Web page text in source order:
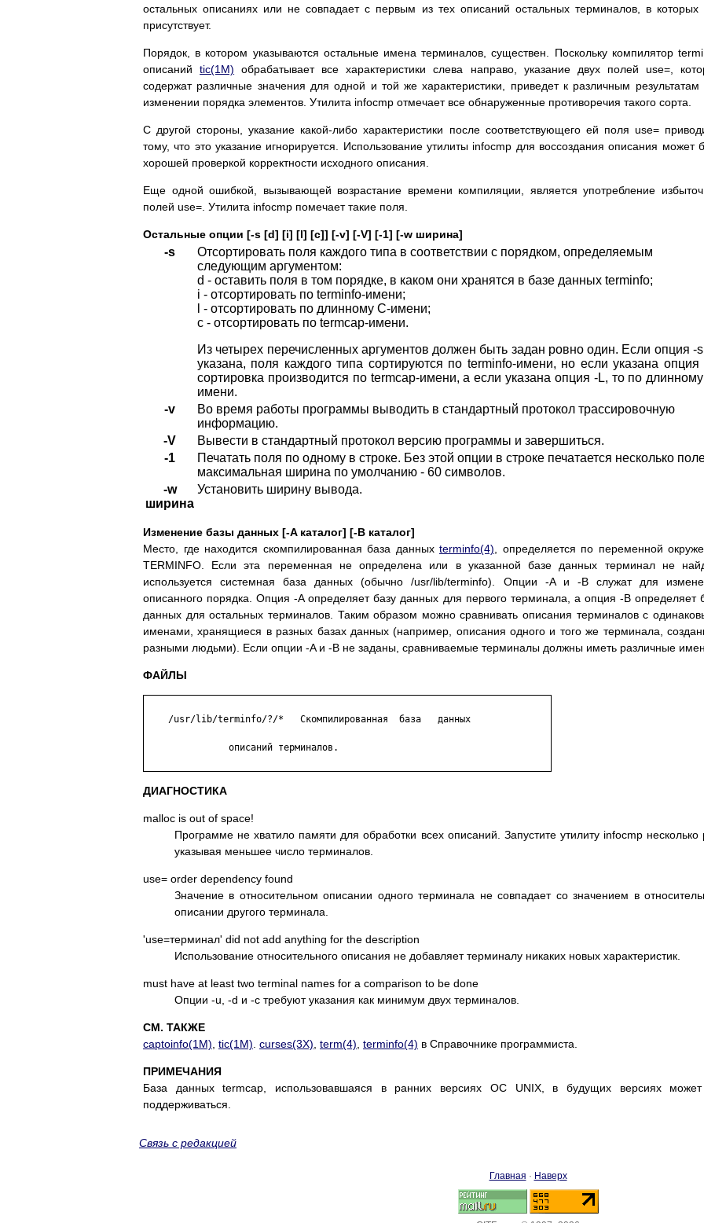
остальных описаниях или не совпадает с первым из тех описаний остальных терминалов, в которых
присутствует.
Порядок, в котором указываются остальные имена терминалов, существен. Поскольку компилятор
описанийtic(1M) обрабатывает все характеристики слева направо, указание двух полей use=,
содержат различные значения для одной и той же характеристики, приведет к различным результатам
изменении порядка элементов. Утилита infocmp отмечает все обнаруженные противоречия такого сорта.
С другой стороны, указание какой-либо характеристики после соответствующего ей поля use=
тому, что это указание игнорируется. Использование утилиты infocmp для воссоздания описания может
хорошей проверкой корректности исходного описания.
Еще одной ошибкой, вызывающей возрастание времени компиляции, является употребление
полей use=. Утилита infocmp помечает такие поля.
Остальные опции [-s [d] [i] [l] [c]] [-v] [-V] [-1] [-w ширина]
-s
Отсортировать поля каждого типа в соответствии с порядком, определяемым
следующим аргументом:
d - оставить поля в том порядке, в каком они хранятся в базе данных terminfo;
i - отсортировать по terminfo-имени;
l - отсортировать по длинному C-имени;
c - отсортировать по termcap-имени.
Из четырех перечисленных аргументов должен быть задан ровно один. Если опция -
указана, поля каждого типа сортируются по terminfo-имени, но если указана опция
сортировка производится по termcap-имени, а если указана опция -L, то по
имени.
-v
Во время работы программы выводить в стандартный протокол трассировочную
информацию.
-V
Вывести в стандартный протокол версию программы и завершиться.
-1
Печатать поля по одному в строке. Без этой опции в строке печатается несколько
максимальная ширина по умолчанию - 60 символов.
-w
ширина
Установить ширину вывода.
Изменение базы данных [-A каталог] [-B каталог]
Место, где находится скомпилированная база данных terminfo(4) , определяется по переменной
TERMINFO. Если эта переменная не определена или в указанной базе данных терминал не
используется системная база данных (обычно /usr/lib/terminfo). Опции -A и -B служат для
описанного порядка. Опция -A определяет базу данных для первого терминала, а опция -B определяет
данных для остальных терминалов. Таким образом можно сравнивать описания терминалов с
именами, хранящиеся в разных базах данных (например, описания одного и того же терминала,
разными людьми). Если опции -A и -B не заданы, сравниваемые терминалы должны иметь различные
ФАЙЛЫ
    /usr/lib/terminfo/?/*   Скомпилированная  база   данных
               описаний терминалов.
ДИАГНОСТИКА
malloc is out of space!
Программе не хватило памяти для обработки всех описаний. Запустите утилиту infocmp несколько
указывая меньшее число терминалов.
use= order dependency found
Значение в относительном описании одного терминала не совпадает со значением в
описании другого терминала.
'use=терминал' did not add anything for the description
Использование относительного описания не добавляет терминалу никаких новых характеристик.
must have at least two terminal names for a comparison to be done
Опции -u, -d и -c требуют указания как минимум двух терминалов.
СМ. ТАКЖЕ
captoinfo(1M) tic(1M) curses(3X) term(4) terminfo(4) в Справочнике программиста.
ПРИМЕЧАНИЯ
База данных termcap, использовавшаяся в ранних версиях ОС UNIX, в будущих версиях
поддерживаться.
Связь с редакцией
Главная · Наверх